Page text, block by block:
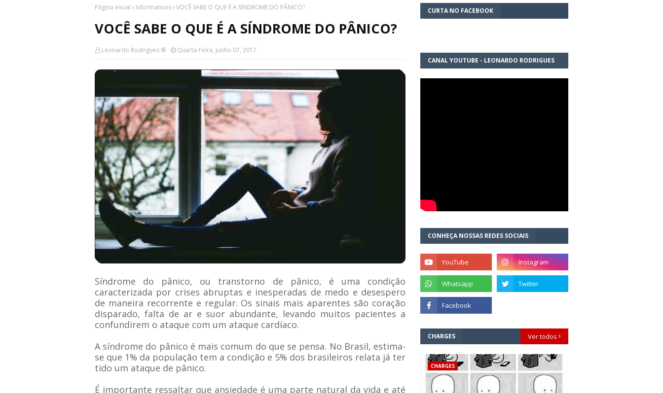
Página inicial Informativos VOCÊ SABE O QUE É A SÍNDROME DO PÂNICO?
VOCÊ SABE O QUE É A SÍNDROME DO PÂNICO?
Leonardo Rodrigues ® Quarta-Feira, Junho 07, 2017
Síndrome do pânico, ou transtorno de pânico, é uma condição
caracterizada por crises abruptas e inesperadas de medo e desespero
de maneira recorrente e regular. Os sinais mais aparentes são coração
disparado, falta de ar e suor abundante, levando muitos pacientes a
confundirem o ataque com um ataque cardíaco.
A síndrome do pânico é mais comum do que se pensa. No Brasil, estima-
se que 1% da população tem a condição e 5% dos brasileiros relata já ter
tido um ataque de pânico.
É importante ressaltar que ansiedade é uma parte natural da vida e até
CURTA NO FACEBOOK
CANAL YOUTUBE - LEONARDO RODRIGUES
CONHEÇA NOSSAS REDES SOCIAIS
CHARGES Ver todos
CHARGES